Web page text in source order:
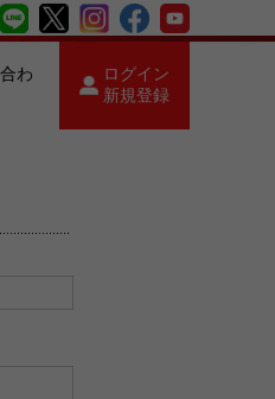
わ
ログイン
新規登録